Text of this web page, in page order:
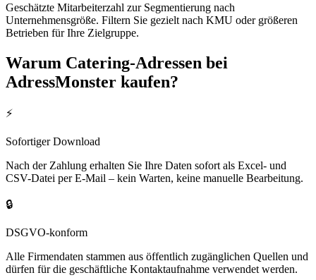
Geschätzte Mitarbeiterzahl zur Segmentierung nach
Unternehmensgröße. Filtern Sie gezielt nach KMU oder größeren
Betrieben für Ihre Zielgruppe.
Warum Catering-Adressen bei
AdressMonster kaufen?
⚡
Sofortiger Download
Nach der Zahlung erhalten Sie Ihre Daten sofort als Excel- und
CSV-Datei per E-Mail – kein Warten, keine manuelle Bearbeitung.
🔒
DSGVO-konform
Alle Firmendaten stammen aus öffentlich zugänglichen Quellen und
dürfen für die geschäftliche Kontaktaufnahme verwendet werden.